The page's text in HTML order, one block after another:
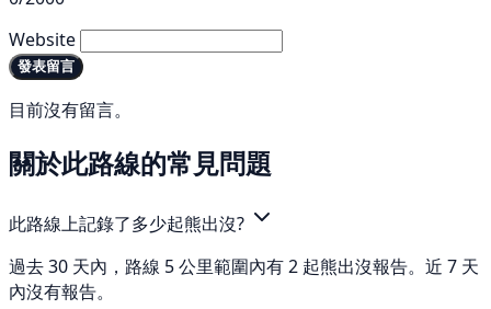
Website
發表留言
目前沒有留言。
關於此路線的常見問題
此路線上記錄了多少起熊出沒?
過去 30 天內，路線 5 公里範圍內有 2 起熊出沒報告。近 7 天
內沒有報告。